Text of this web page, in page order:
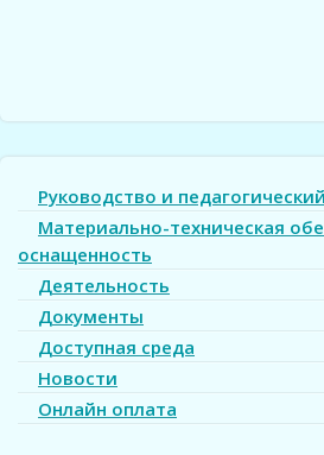
Руководство и
Материально-техническая
оснащенность
Деятельность
Документы
Доступная среда
Новости
Онлайн оплата